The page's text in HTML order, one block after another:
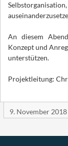
An diesem
Konzept und
unterstützen.
Projektleitung:
9. November 2018